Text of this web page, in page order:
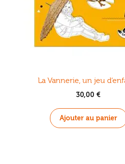
La Vannerie, un jeu
30,00€
Ajouter au panier